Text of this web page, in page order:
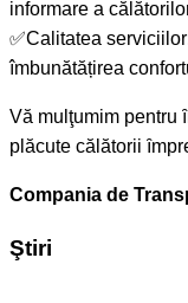
informare a
✅Calitatea
îmbunătățirea
Vă mulţumim pentru
plăcute călătorii
Compania de
Ştiri